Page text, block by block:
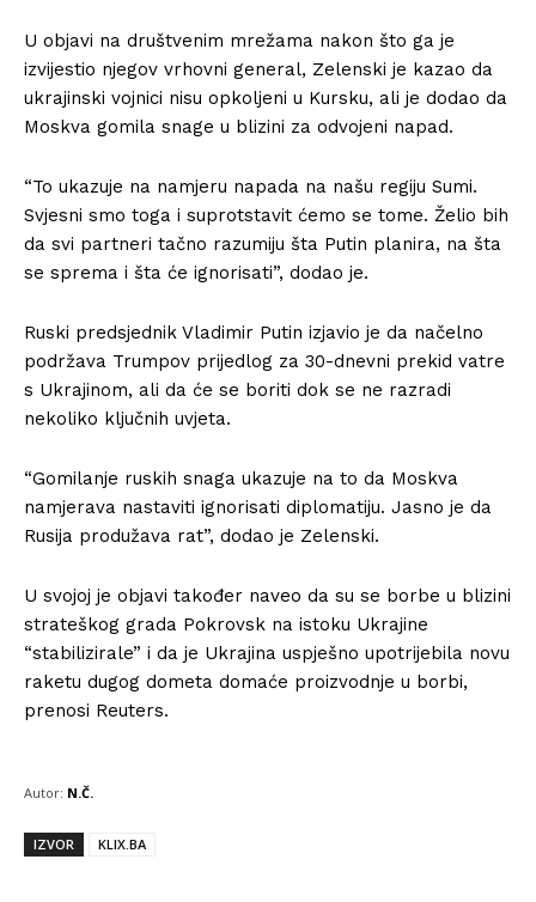
U objavi na društvenim mrežama nakon što ga je
izvijestio njegov vrhovni general, Zelenski je kazao da
ukrajinski vojnici nisu opkoljeni u Kursku, ali je dodao da
Moskva gomila snage u blizini za odvojeni napad.
“To ukazuje na namjeru napada na našu regiju Sumi.
Svjesni smo toga i suprotstavit ćemo se tome. Želio bih
da svi partneri tačno razumiju šta Putin planira, na šta
se sprema i šta će ignorisati”, dodao je.
Ruski predsjednik Vladimir Putin izjavio je da načelno
podržava Trumpov prijedlog za 30-dnevni prekid vatre
s Ukrajinom, ali da će se boriti dok se ne razradi
nekoliko ključnih uvjeta.
“Gomilanje ruskih snaga ukazuje na to da Moskva
namjerava nastaviti ignorisati diplomatiju. Jasno je da
Rusija produžava rat”, dodao je Zelenski.
U svojoj je objavi također naveo da su se borbe u blizini
strateškog grada Pokrovsk na istoku Ukrajine
“stabilizirale” i da je Ukrajina uspješno upotrijebila novu
raketu dugog dometa domaće proizvodnje u borbi,
prenosi Reuters.
Autor: N.Č.
IZVOR KLIX.BA